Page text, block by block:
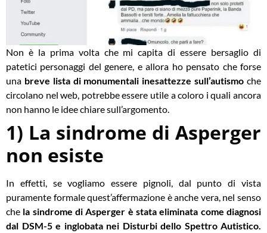
Non è la prima volta che mi capita di essere bersaglio di
patetici personaggi del genere, e allora ho pensato che forse
una breve lista di monumentali inesattezze sull’autismo che
circolano nel web, potrebbe essere utile a coloro i quali ancora
non hanno le idee chiare sull’argomento.
1) La sindrome di Asperger
non esiste
In effetti, se vogliamo essere pignoli, dal punto di vista
puramente formale quest’affermazione è anche vera, nel senso
che la sindrome di Asperger è stata eliminata come diagnosi
dal DSM-5e inglobata nei Disturbi dello Spettro Autistico.